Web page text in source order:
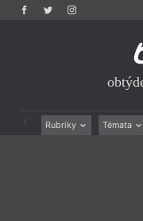
Rubriky Témata